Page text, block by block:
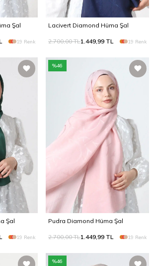
Şal
19 Renk
Lacivert Diamond Hüma Şal
2.700,00TL1.449,99 TL 19 Renk
Şal
19 Renk
%46
Pudra Diamond Hüma Şal
2.700,00TL1.449,99 TL 19 Renk
%46